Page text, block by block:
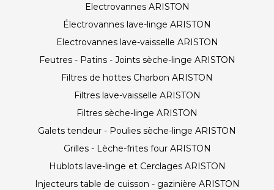
Electrovannes ARISTON
Électrovannes lave-linge ARISTON
Electrovannes lave-vaisselle ARISTON
Feutres - Patins - Joints sèche-linge ARISTON
Filtres de hottes Charbon ARISTON
Filtres lave-vaisselle ARISTON
Filtres sèche-linge ARISTON
Galets tendeur - Poulies sèche-linge ARISTON
Grilles - Lèche-frites four ARISTON
Hublots lave-linge et Cerclages ARISTON
Injecteurs table de cuisson - gazinière ARISTON